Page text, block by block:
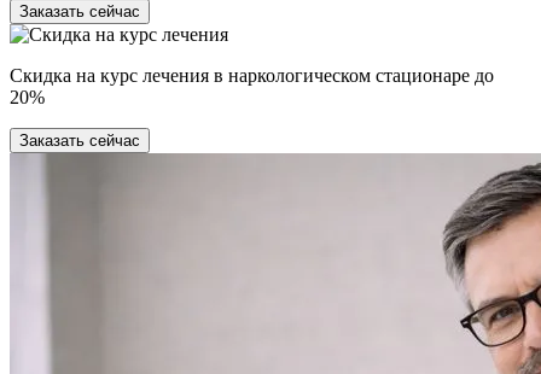
Заказать сейчас
Скидка на курс лечения в наркологическом стационаре до
20%
Заказать сейчас